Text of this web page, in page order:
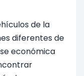
de la
diferentes de
económica